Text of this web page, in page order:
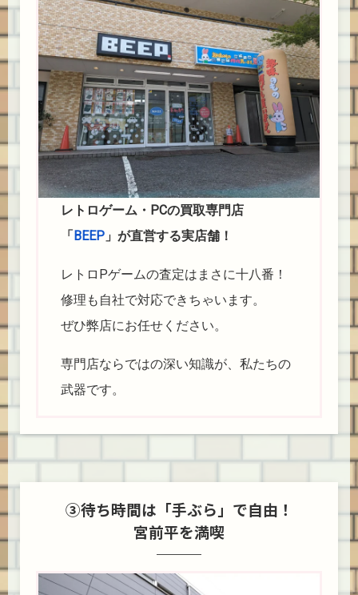
レトロゲーム・PCの買取専門店
「BEEP 」が直営する実店舗！
レトロPゲームの査定はまさに十八番！
修理も自社で対応できちゃいます。
ぜひ弊店にお任せください。
専門店ならではの深い知識が、私たちの
武器です。
③待ち時間は「手ぶら」で自由！
宮前平を満喫